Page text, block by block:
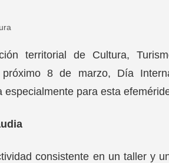
territorial de Cultura,
8 de marzo, Día
para esta
consistente en un taller y